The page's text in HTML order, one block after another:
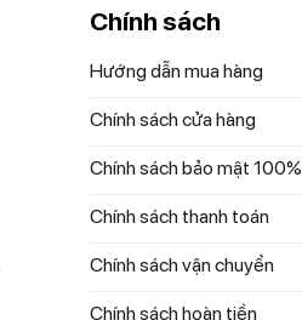
Chính sách
Hướng dẫn mua hàng
Chính sách cửa hàng
Chính sách bảo mật 100%
Chính sách thanh toán
Chính sách vận chuyển
Chính sách hoàn tiền